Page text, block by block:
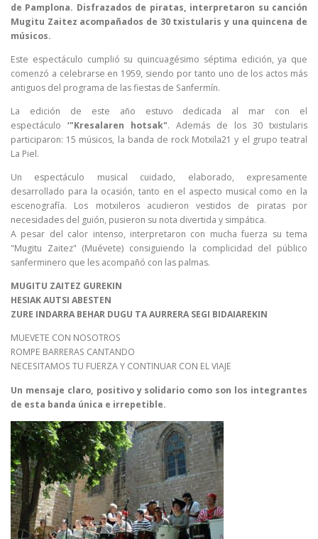
de Pamplona. Disfrazados de piratas, interpretaron su canción
Mugitu Zaitez acompañados de 30 txistularis y una quincena de
músicos.
Este espectáculo cumplió su quincuagésimo séptima edición, ya que
comenzó a celebrarse en 1959, siendo por tanto uno de los actos más
antiguos del programa de las fiestas de Sanfermín.
La edición de este año estuvo dedicada al mar con el
espectáculo ‘"Kresalaren hotsak". Además de los 30 txistularis
participaron: 15 músicos, la banda de rock Motxila21 y el grupo teatral
La Piel.
Un espectáculo musical cuidado, elaborado, expresamente
desarrollado para la ocasión, tanto en el aspecto musical como en la
escenografía. Los motxileros acudieron vestidos de piratas por
necesidades del guión, pusieron su nota divertida y simpática.
A pesar del calor intenso, interpretaron con mucha fuerza su tema
"Mugitu Zaitez" (Muévete) consiguiendo la complicidad del público
sanferminero que les acompañó con las palmas.
MUGITU ZAITEZ GUREKIN
HESIAK AUTSI ABESTEN
ZURE INDARRA BEHAR DUGU TA AURRERA SEGI BIDAIAREKIN
MUEVETE CON NOSOTROS
ROMPE BARRERAS CANTANDO
NECESITAMOS TU FUERZA Y CONTINUAR CON EL VIAJE
Un mensaje claro, positivo y solidario como son los integrantes
de esta banda única e irrepetible.